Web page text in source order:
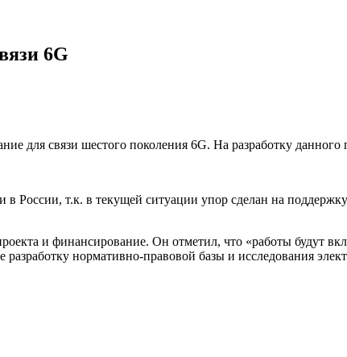
6G
для связи шестого поколения 6G. На разработку
России, т.к. в текущей ситуации упор сделан на
и финансирование. Он отметил, что «работы будут
нормативно-правовой базы и исследования